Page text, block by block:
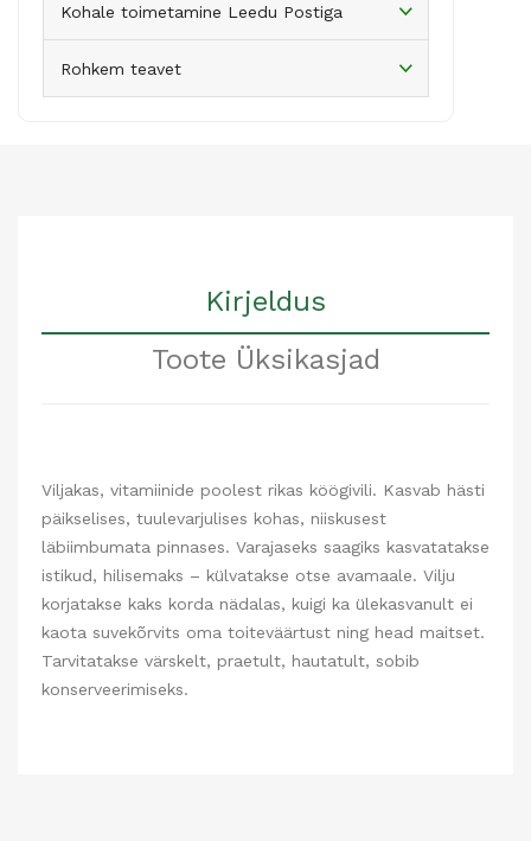
Kohale toimetamine Leedu Postiga
Rohkem teavet
Kirjeldus
Toote Üksikasjad
Viljakas, vitamiinide poolest rikas köögivili. Kasvab hästi
päikselises, tuulevarjulises kohas, niiskusest
läbiimbumata pinnases. Varajaseks saagiks kasvatatakse
istikud, hilisemaks – külvatakse otse avamaale. Vilju
korjatakse kaks korda nädalas, kuigi ka ülekasvanult ei
kaota suvekõrvits oma toiteväärtust ning head maitset.
Tarvitatakse värskelt, praetult, hautatult, sobib
konserveerimiseks.